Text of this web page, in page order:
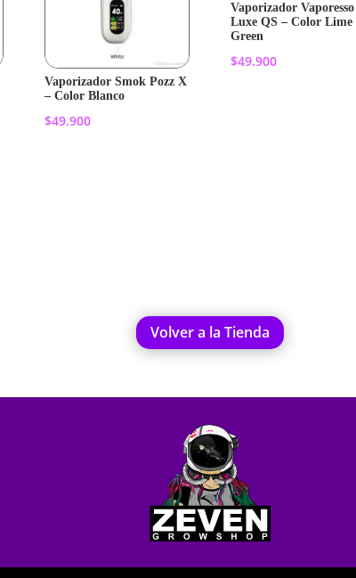
Vaporizador Smok Pozz X
– Color Blanco
$49.900
Vaporizador Vaporesso
Luxe QS – Color Lime
Green
$49.900
Volver a la Tienda